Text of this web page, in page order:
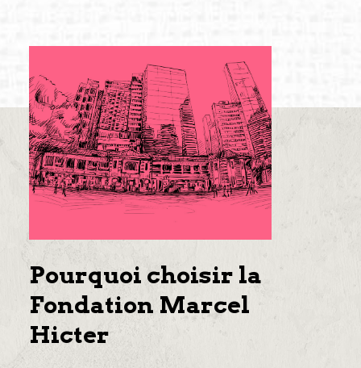
Pourquoi choisir la
Fondation Marcel
Hicter